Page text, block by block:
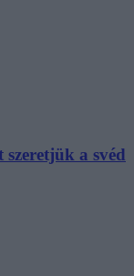
a svéd